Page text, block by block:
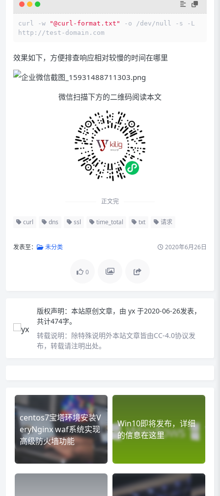
curl -w "@curl-format.txt"
-o /dev/null -s -L
http://test-domain.com
效果如下，方便排查响应相对较慢的时间在哪里
微信扫描下方的二维码阅读本文
正文完
curl dns ssl time_total txt 请求
发表至： 未分类 2020年6月26日
0
版权声明： 本站原创文章，由 yx 于2020-06-26发表，
共计474字。
转载说明： 除特殊说明外本站文章皆由CC-4.0协议发
布，转载请注明出处。
centos7宝塔环境安装V
eryNginx waf系统实现
高级防火墙功能
Win10即将发布，详细
的信息在这里